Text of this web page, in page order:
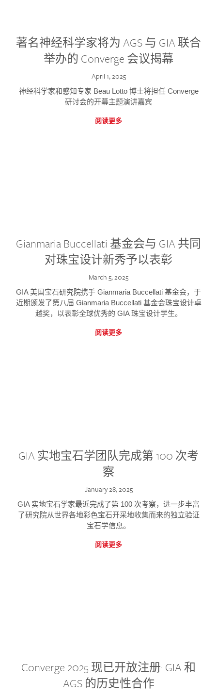
著名神经科学家将为 AGS 与 GIA 联合
举办的 Converge 会议揭幕
April 1, 2025
神经科学家和感知专家 Beau Lotto 博士将担任 Converge
研讨会的开幕主题演讲嘉宾
阅读更多
Gianmaria Buccellati 基金会与 GIA 共同
对珠宝设计新秀予以表彰
March 5, 2025
GIA 美国宝石研究院携手 Gianmaria Buccellati 基金会，于
近期颁发了第八届 Gianmaria Buccellati 基金会珠宝设计卓
越奖，以表彰全球优秀的 GIA 珠宝设计学生。
阅读更多
GIA 实地宝石学团队完成第 100 次考
察
January 28, 2025
GIA 实地宝石学家最近完成了第 100 次考察，进一步丰富
了研究院从世界各地彩色宝石开采地收集而来的独立验证
宝石学信息。
阅读更多
Converge 2025 现已开放注册: GIA 和
AGS 的历史性合作